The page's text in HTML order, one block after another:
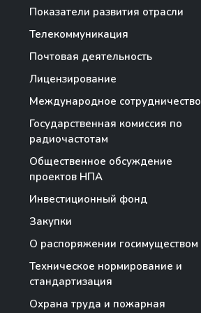
Показатели развития отрасли
Телекоммуникация
Почтовая деятельность
Лицензирование
Международное сотрудничество
Государственная комиссия по
радиочастотам
Общественное обсуждение
проектов НПА
Инвестиционный фонд
Закупки
О распоряжении госимуществом
Техническое нормирование и
стандартизация
Охрана труда и пожарная